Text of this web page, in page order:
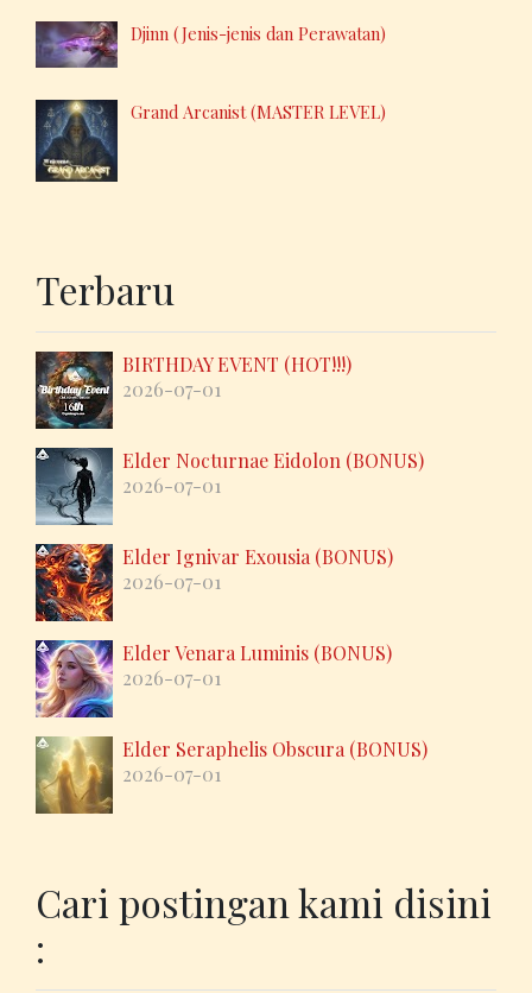
Djinn (Jenis-jenis dan Perawatan)
Grand Arcanist (MASTER LEVEL)
Terbaru
BIRTHDAY EVENT (HOT!!!)
2026-07-01
Elder Nocturnae Eidolon (BONUS)
2026-07-01
Elder Ignivar Exousia (BONUS)
2026-07-01
Elder Venara Luminis (BONUS)
2026-07-01
Elder Seraphelis Obscura (BONUS)
2026-07-01
Cari postingan kami disini
: